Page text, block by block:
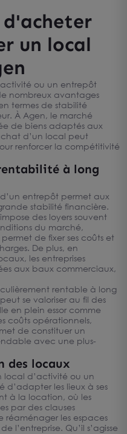
d'acheter
un local
ou un entrepôt
nombreux avantages
termes de stabilité
À Agen, le marché
de biens adaptés aux
d’un local peut
renforcer la compétitivité
à long
entrepôt permet aux
stabilité financière.
des loyers souvent
du marché,
de fixer ses coûts et
De plus, en
les entreprises
aux baux commerciaux,
rentable à long
se valoriser au fil des
en plein essor comme
coûts opérationnels,
de constituer un
avec une plus-
des locaux
local d’activité ou un
d’adapter les lieux à ses
à la location, où les
par des clauses
les espaces
l’entreprise. Qu’il s’agisse